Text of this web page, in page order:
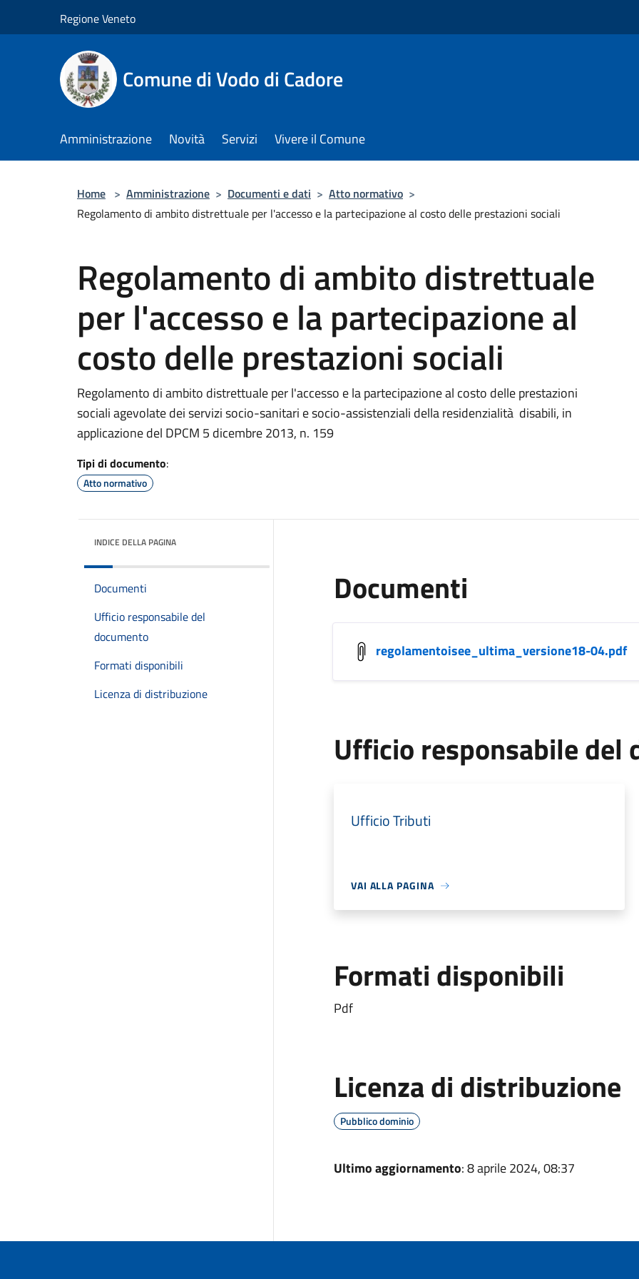
Regione Veneto
Comune di Vodo di Cadore
Amministrazione Novità Servizi Vivere il Comune
Home > Amministrazione > Documenti e dati > Atto normativo >
Regolamento di ambito distrettuale per l'accesso e la partecipazione al costo delle prestazioni sociali
Regolamento di ambito distrettuale
per l'accesso e la partecipazione al
costo delle prestazioni sociali
Regolamento di ambito distrettuale per l'accesso e la partecipazione al costo delle prestazioni
sociali agevolate dei servizi socio-sanitari e socio-assistenziali della residenzialità disabili, in
applicazione del DPCM 5 dicembre 2013, n. 159
Tipi di documento:
Atto normativo
INDICE DELLA PAGINA
Documenti
Ufficio responsabile del
documento
Formati disponibili
Licenza di distribuzione
Documenti
regolamentoisee_ultima_versione18-04.pdf
Ufficio responsabile del
Ufficio Tributi
VAI ALLA PAGINA
Formati disponibili
Pdf
Licenza di distribuzione
Pubblico dominio
Ultimo aggiornamento: 8 aprile 2024, 08:37